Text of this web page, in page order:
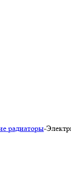
радиаторы-